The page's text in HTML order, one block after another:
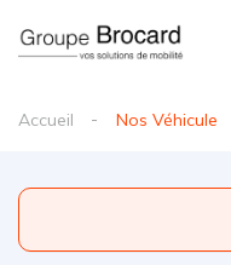
Accueil Nos Véhicule